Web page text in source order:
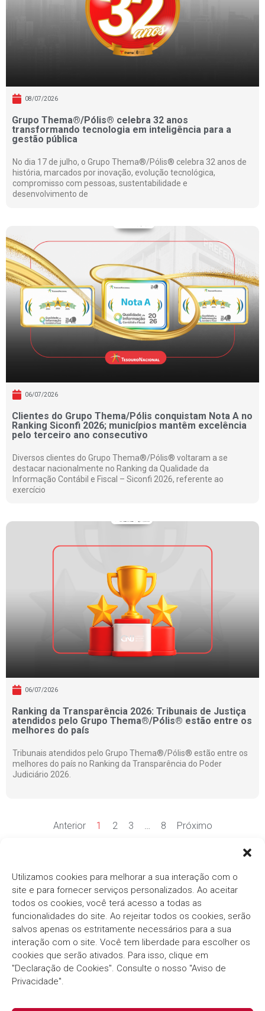
Utilizamos cookies para melhorar a sua interação com o
site e para fornecer serviços personalizados. Ao aceitar
todos os cookies, você terá acesso a todas as
funcionalidades do site. Ao rejeitar todos os cookies, serão
salvos apenas os estritamente necessários para a sua
interação com o site. Você tem liberdade para escolher os
cookies que serão ativados. Para isso, clique em
"Declaração de Cookies". Consulte o nosso "Aviso de
Privacidade".
08/07/2026
Grupo Thema®/Pólis® celebra 32 anos
transformando tecnologia em inteligência para a
gestão pública
No dia 17 de julho, o Grupo Thema®/Pólis® celebra 32 anos de
história, marcados por inovação, evolução tecnológica,
compromisso com pessoas, sustentabilidade e
desenvolvimento de
06/07/2026
Clientes do Grupo Thema/Pólis conquistam Nota A no
Ranking Siconfi 2026; municípios mantêm excelência
pelo terceiro ano consecutivo
Diversos clientes do Grupo Thema®/Pólis® voltaram a se
destacar nacionalmente no Ranking da Qualidade da
Informação Contábil e Fiscal – Siconfi 2026, referente ao
exercício
06/07/2026
Ranking da Transparência 2026: Tribunais de Justiça
atendidos pelo Grupo Thema®/Pólis® estão entre os
melhores do país
Tribunais atendidos pelo Grupo Thema®/Pólis® estão entre os
melhores do país no Ranking da Transparência do Poder
Judiciário 2026.
Anterior 1 2 3 … 8 Próximo
Há mais de três décadas, oGrupo Thema®/Pólis®
segue com o compromisso em fornecer soluções
inovadoras e eficientes para o Setor Público.